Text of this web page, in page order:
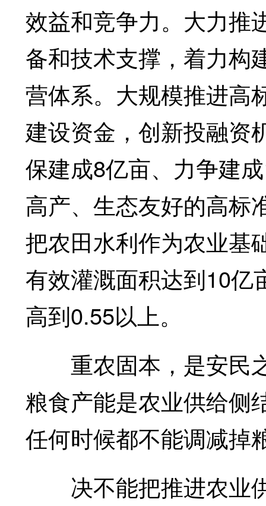
效益和竞争力。大力推
备和技术支撑，着力构
营体系。大规模推进高
建设资金，创新投融资
保建成8亿亩、力争建
高产、生态友好的高标
把农田水利作为农业基
有效灌溉面积达到10亿
高到0.55以上。
重农固本，是安民
粮食产能是农业供给侧
任何时候都不能调减掉
决不能把推进农业